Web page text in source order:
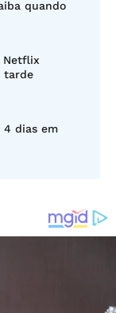
quando
Netflix
tarde
4 dias em